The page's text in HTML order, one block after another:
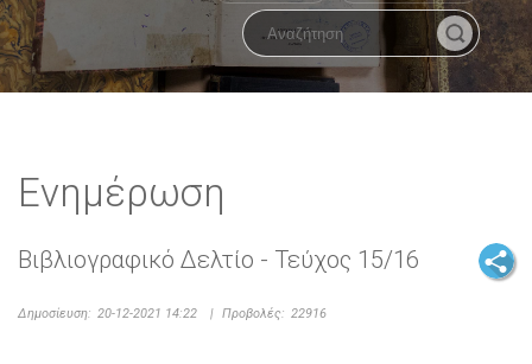
Ενημέρωση
Βιβλιογραφικό Δελτίο - Τεύχος 15/16
Δημοσίευση: 20-12-2021 14:22 | Προβολές: 22916